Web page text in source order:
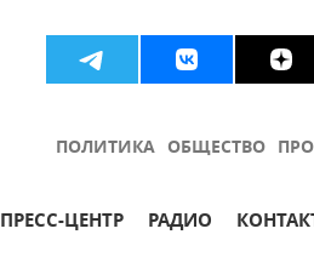
ПОЛИТИКА ОБЩЕСТВО
ПРЕСС-ЦЕНТР РАДИО